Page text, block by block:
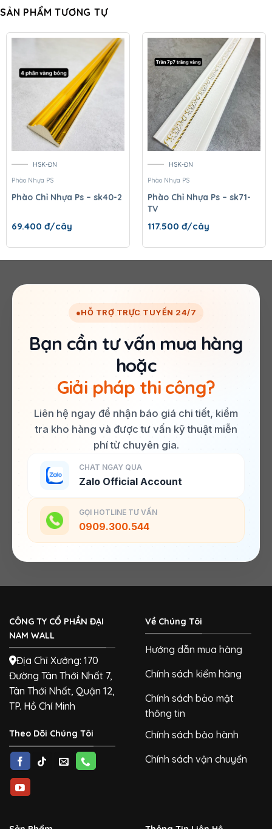
SẢN PHẨM TƯƠNG TỰ
HSK-ĐN
Phào Nhựa PS
Phào Chỉ Nhựa Ps – sk40-2
69.400 đ/cây
HSK-ĐN
Phào Nhựa PS
Phào Chỉ Nhựa Ps – sk71-
TV
117.500 đ/cây
●HỖ TRỢ TRỰC TUYẾN 24/7
Bạn cần tư vấn mua hàng
hoặc
Giải pháp thi công?
Liên hệ ngay để nhận báo giá chi tiết, kiểm
tra kho hàng và được tư vấn kỹ thuật miễn
phí từ chuyên gia.
CHAT NGAY QUA
Zalo Official Account
GỌI HOTLINE TƯ VẤN
0909.300.544
CÔNG TY CỔ PHẦN ĐẠI
NAM WALL
Địa Chỉ Xưởng: 170
Đường Tân Thới Nhất 7,
Tân Thới Nhất, Quận 12,
TP. Hồ Chí Minh
Theo Dõi Chúng Tôi
Về Chúng Tôi
Hướng dẫn mua hàng
Chính sách kiểm hàng
Chính sách bảo mật
thông tin
Chính sách bảo hành
Chính sách vận chuyển